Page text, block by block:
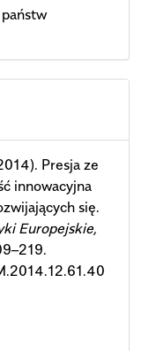
Presja ze
innowacyjna
się.
Europejskie,